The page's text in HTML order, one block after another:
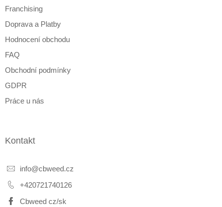
Franchising
Doprava a Platby
Hodnocení obchodu
FAQ
Obchodní podmínky
GDPR
Práce u nás
Kontakt
info@cbweed.cz
+420721740126
Cbweed cz/sk